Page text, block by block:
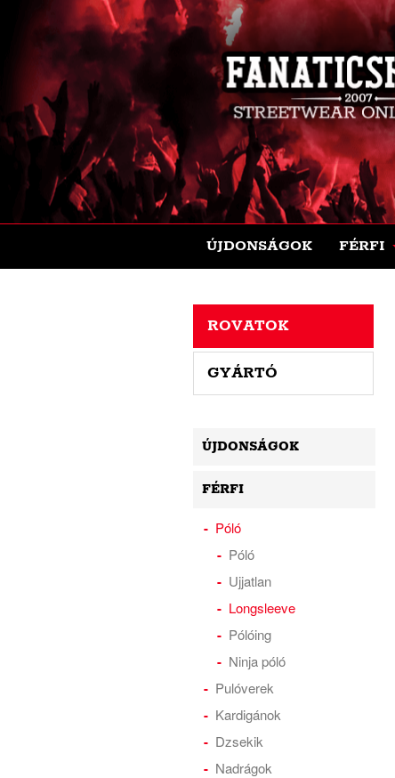
ÚJDONSÁGOK FÉRFI
ROVATOK
GYÁRTÓ
ÚJDONSÁGOK
FÉRFI
Póló
Póló
Ujjatlan
Longsleeve
Pólóing
Ninja póló
Pulóverek
Kardigánok
Dzsekik
Nadrágok